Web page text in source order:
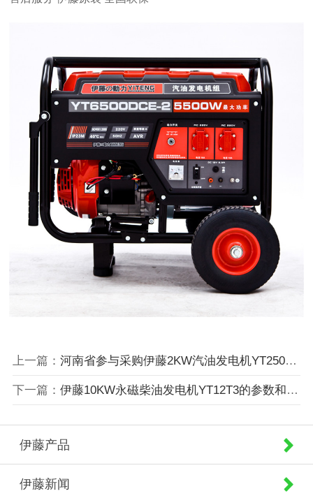
上一篇： 河南省参与采购伊藤2KW汽油发电机YT2500DC-2项目
下一篇： 伊藤10KW永磁柴油发电机YT12T3的参数和图片
伊藤产品
伊藤新闻